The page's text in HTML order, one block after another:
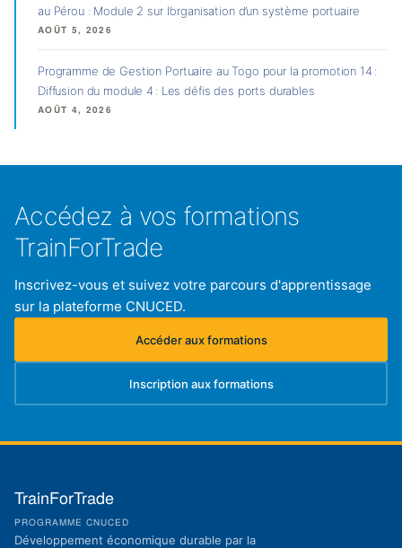
au Pérou : Module 2 sur l’organisation d’un système portuaire
AOÛT 5, 2026
Programme de Gestion Portuaire au Togo pour la promotion 14 :
Diffusion du module 4 : Les défis des ports durables
AOÛT 4, 2026
Accédez à vos formations
TrainForTrade
Inscrivez-vous et suivez votre parcours d'apprentissage
sur la plateforme CNUCED.
Accéder aux formations
(s'ouvre dans un nouvel onglet)
Inscription aux formations
(s'ouvre dans un nouvel onglet)
TrainForTrade
PROGRAMME CNUCED
Développement économique durable par la